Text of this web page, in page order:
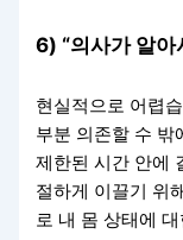
6) “의사가 알아
현실적으로 어렵
부분 의존할 수 밖
제한된 시간 안에
절하게 이끌기 위
로 내 몸 상태에